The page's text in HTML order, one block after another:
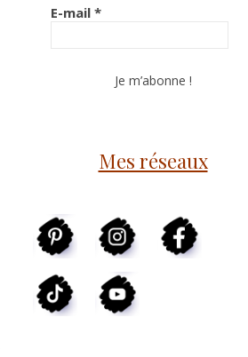
E-mail *
Mes réseaux